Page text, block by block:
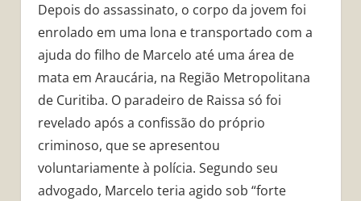
Depois do assassinato, o corpo da jovem foi
enrolado em uma lona e transportado com a
ajuda do filho de Marcelo até uma área de
mata em Araucária, na Região Metropolitana
de Curitiba. O paradeiro de Raissa só foi
revelado após a confissão do próprio
criminoso, que se apresentou
voluntariamente à polícia. Segundo seu
advogado, Marcelo teria agido sob “forte